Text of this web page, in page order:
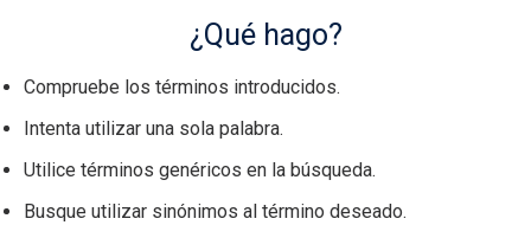
¿Qué hago?
Compruebe los términos introducidos.
Intenta utilizar una sola palabra.
Utilice términos genéricos en la búsqueda.
Busque utilizar sinónimos al término deseado.